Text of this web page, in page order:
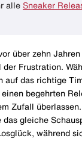
alle Sneaker
über zehn
der Frustration.
auf das richtige
begehrten
Zufall
das gleiche
während